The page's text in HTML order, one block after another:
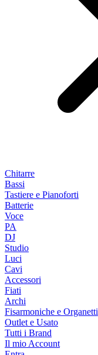
Chitarre
Bassi
Tastiere e Pianoforti
Batterie
Voce
PA
DJ
Studio
Luci
Cavi
Accessori
Fiati
Archi
Fisarmoniche e Organetti
Outlet e Usato
Tutti i Brand
Il mio Account